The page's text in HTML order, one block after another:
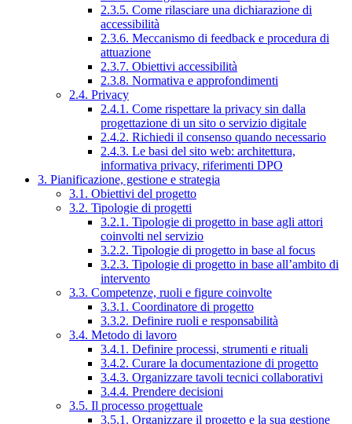
2.3.5. Come rilasciare una dichiarazione di
accessibilità
2.3.6. Meccanismo di feedback e procedura di
attuazione
2.3.7. Obiettivi accessibilità
2.3.8. Normativa e approfondimenti
2.4. Privacy
2.4.1. Come rispettare la privacy sin dalla
progettazione di un sito o servizio digitale
2.4.2. Richiedi il consenso quando necessario
2.4.3. Le basi del sito web: architettura,
informativa privacy, riferimenti DPO
3. Pianificazione, gestione e strategia
3.1. Obiettivi del progetto
3.2. Tipologie di progetti
3.2.1. Tipologie di progetto in base agli attori
coinvolti nel servizio
3.2.2. Tipologie di progetto in base al focus
3.2.3. Tipologie di progetto in base all’ambito di
intervento
3.3. Competenze, ruoli e figure coinvolte
3.3.1. Coordinatore di progetto
3.3.2. Definire ruoli e responsabilità
3.4. Metodo di lavoro
3.4.1. Definire processi, strumenti e rituali
3.4.2. Curare la documentazione di progetto
3.4.3. Organizzare tavoli tecnici collaborativi
3.4.4. Prendere decisioni
3.5. Il processo progettuale
3.5.1. Organizzare il progetto e la sua gestione